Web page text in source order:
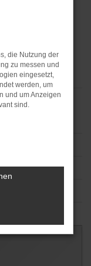
die Nutzung der
zu messen und
eingesetzt,
werden, um
und um Anzeigen
sind.